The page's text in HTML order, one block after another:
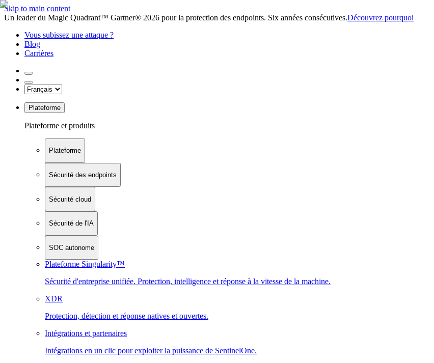
Skip to main content
Un leader du Magic Quadrant™ Gartner® 2026 pour la protection des endpoints. Six années consécutives.Découvrez pourquoi
Vous subissez une attaque ?
Blog
Carrières
Plateforme
Plateforme et produits
Plateforme
Sécurité des endpoints
Sécurité cloud
Sécurité de l'IA
SOC autonome
Plateforme Singularity™
Sécurité d'entreprise unifiée. Protection, intelligence et réponse à la vitesse de la machine.
XDR
Protection, détection et réponse natives et ouvertes.
Intégrations et partenaires
Intégrations en un clic pour exploiter la puissance de SentinelOne.